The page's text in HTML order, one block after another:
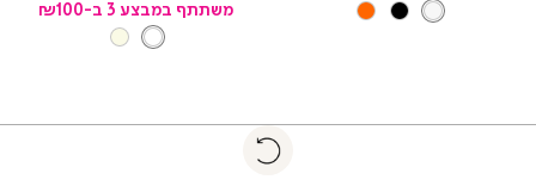
צבע
PEARL
PEARL
BLACK
ORANGE
משתתף במבצע 3 ב-₪100
צבע
WHITE
WHITE
NATURAL
returns